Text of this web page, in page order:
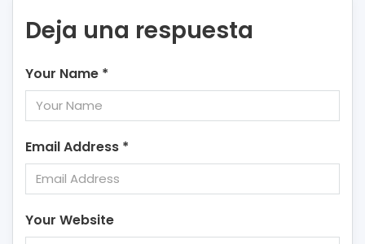
Deja una respuesta
Your Name *
Email Address *
Your Website